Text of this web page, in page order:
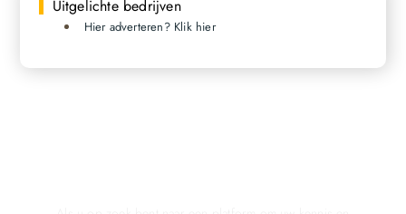
Uitgelichte bedrijven
Hier adverteren? Klik hier